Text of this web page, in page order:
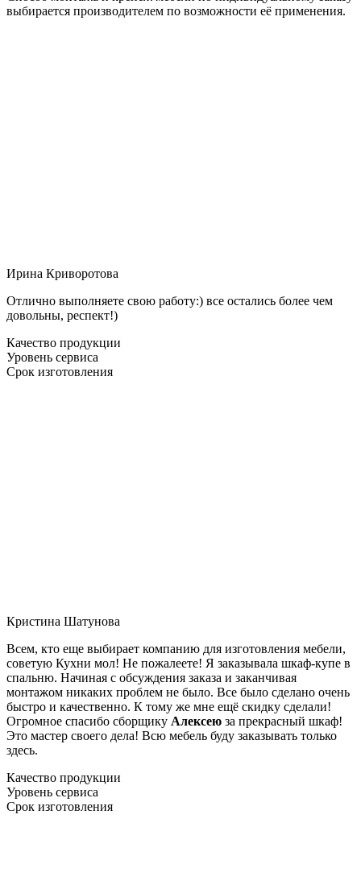
выбирается производителем по возможности её применения.
Ирина Криворотова
Отлично выполняете свою работу:) все остались более чем
довольны, респект!)
Качество продукции
Уровень сервиса
Срок изготовления
Кристина Шатунова
Всем, кто еще выбирает компанию для изготовления мебели,
советую Кухни мол! Не пожалеете! Я заказывала шкаф-купе в
спальню. Начиная с обсуждения заказа и заканчивая
монтажом никаких проблем не было. Все было сделано очень
быстро и качественно. К тому же мне ещё скидку сделали!
Огромное спасибо сборщику Алексею за прекрасный шкаф!
Это мастер своего дела! Всю мебель буду заказывать только
здесь.
Качество продукции
Уровень сервиса
Срок изготовления